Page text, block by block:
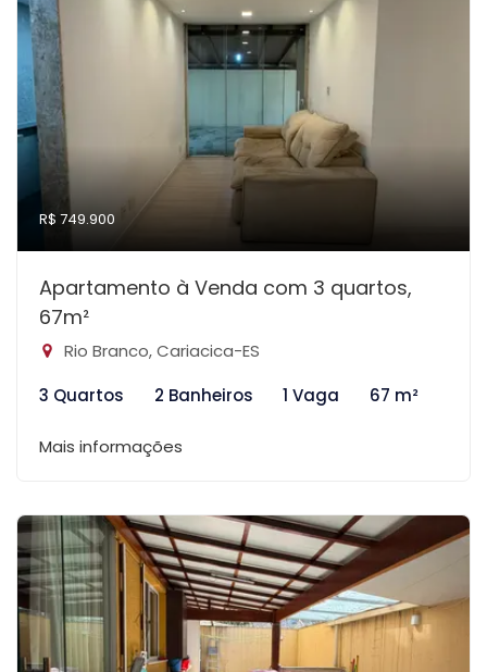
R$ 749.900
Apartamento à Venda com 3 quartos,
67m²
Rio Branco, Cariacica-ES
3 Quartos
2 Banheiros 1 Vaga 67 m²
Mais informações